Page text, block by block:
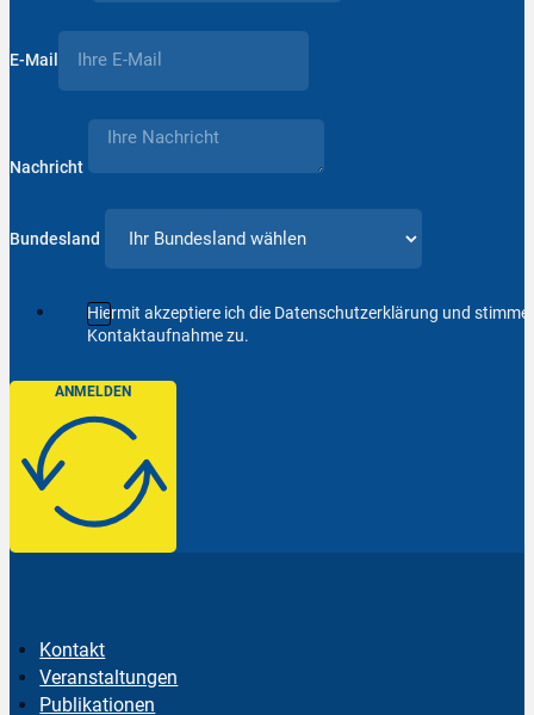
E-Mail
Nachricht
Bundesland
Hiermit akzeptiere ich die Datenschutzerklärung und
Kontaktaufnahme zu.
ANMELDEN
Kontakt
Veranstaltungen
Publikationen